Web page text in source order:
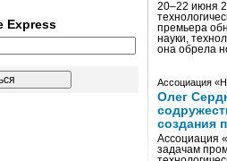
Express
20–22 июня
премьера
науки,
она обрела
Ассоциация
Олег
создания
Ассоциация
задачам